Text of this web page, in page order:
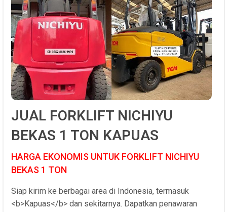
JUAL FORKLIFT NICHIYU
BEKAS 1 TON KAPUAS
HARGA EKONOMIS UNTUK FORKLIFT NICHIYU
BEKAS 1 TON
Siap kirim ke berbagai area di Indonesia, termasuk
<b>Kapuas</b> dan sekitarnya. Dapatkan penawaran